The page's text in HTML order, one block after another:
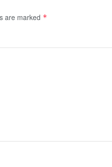
are marked *